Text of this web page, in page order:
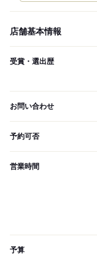
店舗基本情報
受賞・選出歴
お問い合わせ
予約可否
営業時間
予算